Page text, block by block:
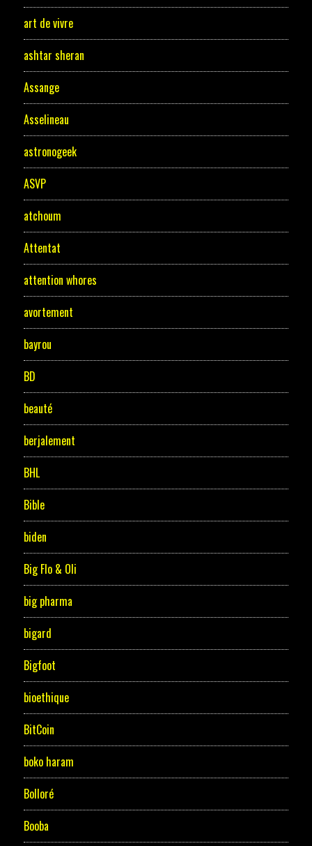
art de vivre
ashtar sheran
Assange
Asselineau
astronogeek
ASVP
atchoum
Attentat
attention whores
avortement
bayrou
BD
beauté
berjalement
BHL
Bible
biden
Big Flo & Oli
big pharma
bigard
Bigfoot
bioethique
BitCoin
boko haram
Bolloré
Booba